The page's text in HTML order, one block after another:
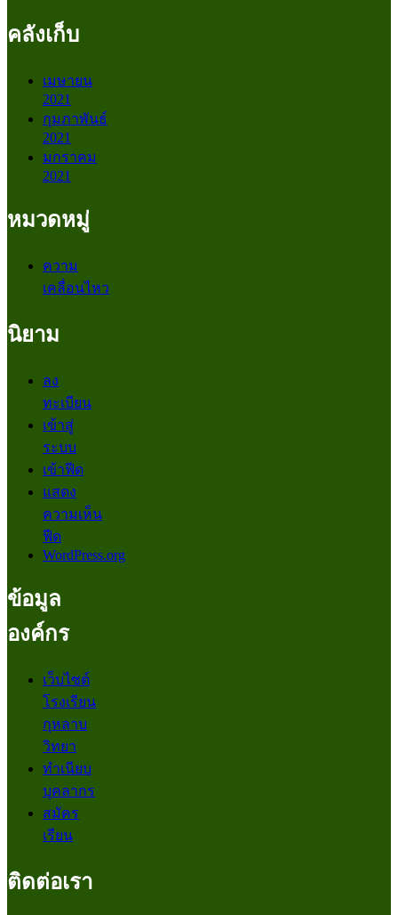
คลังเก็บ
เมษายน
2021
กุมภาพันธ์
2021
มกราคม
2021
หมวดหมู่
ความ
เคลื่อนไหว
นิยาม
ลง
ทะเบียน
เข้าสู่
ระบบ
เข้าฟีด
แสดง
ความเห็น
ฟีด
WordPress.org
ข้อมูล
องค์กร
เว็บไซต์
โรงเรียน
กุหลาบ
วิทยา
ทำเนียบ
บุคลากร
สมัคร
เรียน
ติดต่อเรา